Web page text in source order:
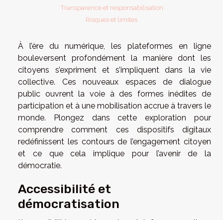
Transparence et responsabilisation
Risques et limites
À l’ère du numérique, les plateformes en ligne
bouleversent profondément la manière dont les
citoyens s’expriment et s’impliquent dans la vie
collective. Ces nouveaux espaces de dialogue
public ouvrent la voie à des formes inédites de
participation et à une mobilisation accrue à travers le
monde. Plongez dans cette exploration pour
comprendre comment ces dispositifs digitaux
redéfinissent les contours de l’engagement citoyen
et ce que cela implique pour l’avenir de la
démocratie.
Accessibilité et
démocratisation